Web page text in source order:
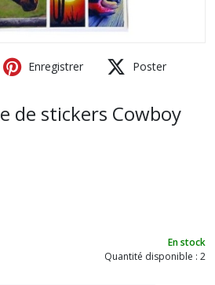
Enregistrer Poster
de stickers Cowboy
En stock
Quantité disponible : 2